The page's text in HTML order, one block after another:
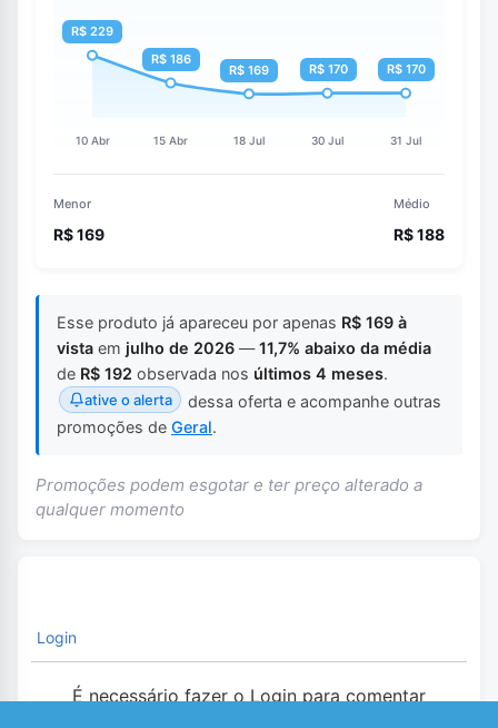
Menor
R$ 169
Médio
R$ 188
Esse produto já apareceu por apenas R$ 169 à
vista em julho de 2026 —11,7% abaixo da média
de R$ 192 observada nos últimos 4 meses.
ative o alerta
dessa oferta e acompanhe outras
promoções de Geral.
Promoções podem esgotar e ter preço alterado a
qualquer momento
Login
É necessário fazer o Login para comentar